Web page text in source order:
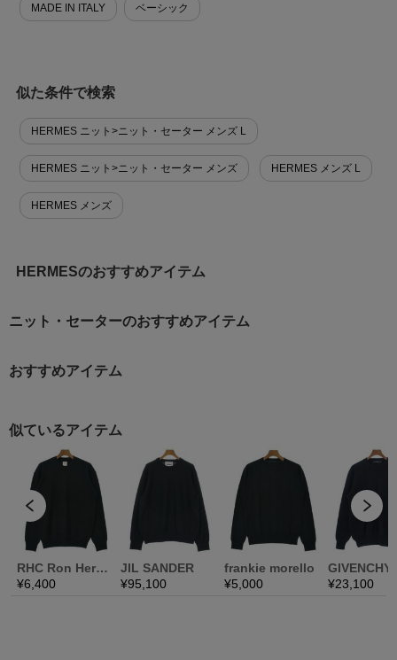
MADE IN ITALY ベーシック
似た条件で検索
HERMES ニット>ニット・セーター メンズ L
HERMES ニット>ニット・セーター メンズ HERMES メンズ L
HERMES メンズ
HERMESのおすすめアイテム
ニット・セーターのおすすめアイテム
おすすめアイテム